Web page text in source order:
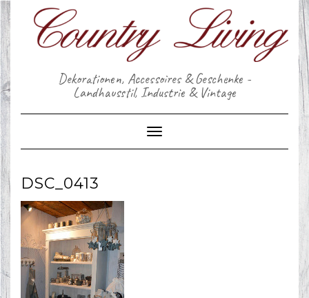
Skip
to
content
Dekorationen, Accessoires & Geschenke -
Landhausstil, Industrie & Vintage
Toggle Navigation
DSC_0413